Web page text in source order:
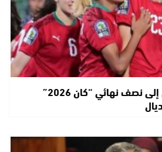
لبؤات الأطلس يعبرن إلى نصف نهائي “كان 2026”